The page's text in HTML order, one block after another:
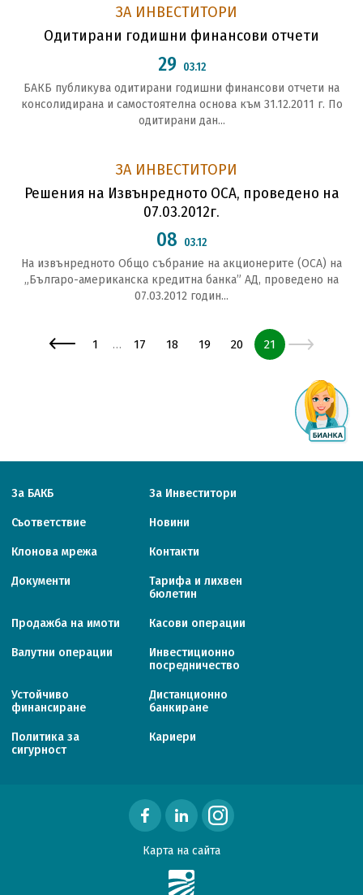
ЗА ИНВЕСТИТОРИ
Oдитирани годишни финансови отчети
29 03.12
БАКБ публикува одитирани годишни финансови отчети на
консолидирана и самостоятелна основа към 31.12.2011 г. По
одитирани дан...
ЗА ИНВЕСТИТОРИ
Решения на Извънредното ОСА, проведено на
07.03.2012г.
08 03.12
На извънредното Общо събрание на акционерите (ОСА) на
„Българо-американска кредитна банка” АД, проведено на
07.03.2012 годин...
Страница
1 … Страница
17 Страница
18 Страница
19 Страница
20 Страница
21
За БАКБ За Инвеститори
Съответствие Новини
Клонова мрежа Контакти
Документи
Тарифa и лихвен
бюлетин
Продажба на имоти Касови операции
Валутни операции
Инвестиционно
посредничество
Устойчиво
финансиране
Дистанционно
банкиране
Политика за
сигурност
Кариери
Карта на сайта